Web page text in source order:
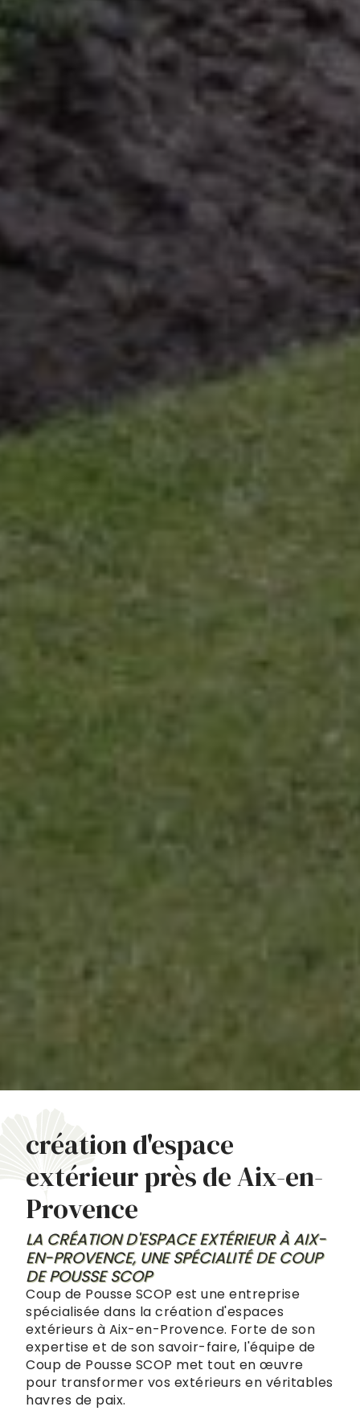
création d'espace
extérieur près de Aix-en-
Provence
LA CRÉATION D'ESPACE EXTÉRIEUR À AIX-
EN-PROVENCE, UNE SPÉCIALITÉ DE COUP
DE POUSSE SCOP
Coup de Pousse SCOP est une entreprise
spécialisée dans la création d'espaces
extérieurs à Aix-en-Provence. Forte de son
expertise et de son savoir-faire, l'équipe de
Coup de Pousse SCOP met tout en œuvre
pour transformer vos extérieurs en véritables
havres de paix.